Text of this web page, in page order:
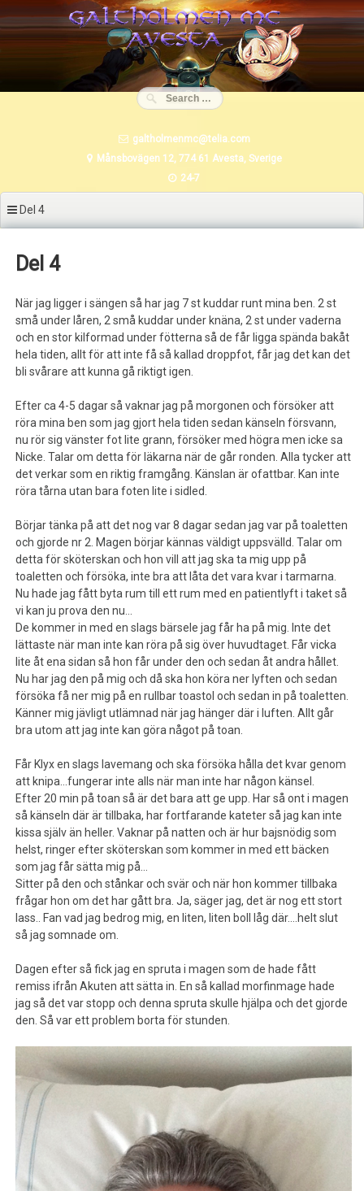
to
content
galtholmenmc@telia.com
Månsbovägen 12, 774 61 Avesta, Sverige
24-7
Del 4
Del 4
När jag ligger i sängen så har jag 7 st kuddar runt mina ben. 2 st
små under låren, 2 små kuddar under knäna, 2 st under vaderna
och en stor kilformad under fötterna så de får ligga spända bakåt
hela tiden, allt för att inte få så kallad droppfot, får jag det kan det
bli svårare att kunna gå riktigt igen.
Efter ca 4-5 dagar så vaknar jag på morgonen och försöker att
röra mina ben som jag gjort hela tiden sedan känseln försvann,
nu rör sig vänster fot lite grann, försöker med högra men icke sa
Nicke. Talar om detta för läkarna när de går ronden. Alla tycker att
det verkar som en riktig framgång. Känslan är ofattbar. Kan inte
röra tårna utan bara foten lite i sidled.
Börjar tänka på att det nog var 8 dagar sedan jag var på toaletten
och gjorde nr 2. Magen börjar kännas väldigt uppsvälld. Talar om
detta för sköterskan och hon vill att jag ska ta mig upp på
toaletten och försöka, inte bra att låta det vara kvar i tarmarna.
Nu hade jag fått byta rum till ett rum med en patientlyft i taket så
vi kan ju prova den nu…
De kommer in med en slags bärsele jag får ha på mig. Inte det
lättaste när man inte kan röra på sig över huvudtaget. Får vicka
lite åt ena sidan så hon får under den och sedan åt andra hållet.
Nu har jag den på mig och då ska hon köra ner lyften och sedan
försöka få ner mig på en rullbar toastol och sedan in på toaletten.
Känner mig jävligt utlämnad när jag hänger där i luften. Allt går
bra utom att jag inte kan göra något på toan.
Får Klyx en slags lavemang och ska försöka hålla det kvar genom
att knipa…fungerar inte alls när man inte har någon känsel.
Efter 20 min på toan så är det bara att ge upp. Har så ont i magen
så känseln där är tillbaka, har fortfarande kateter så jag kan inte
kissa själv än heller. Vaknar på natten och är hur bajsnödig som
helst, ringer efter sköterskan som kommer in med ett bäcken
som jag får sätta mig på…
Sitter på den och stånkar och svär och när hon kommer tillbaka
frågar hon om det har gått bra. Ja, säger jag, det är nog ett stort
lass.. Fan vad jag bedrog mig, en liten, liten boll låg där….helt slut
så jag somnade om.
Dagen efter så fick jag en spruta i magen som de hade fått
remiss ifrån Akuten att sätta in. En så kallad morfinmage hade
jag så det var stopp och denna spruta skulle hjälpa och det gjorde
den. Så var ett problem borta för stunden.